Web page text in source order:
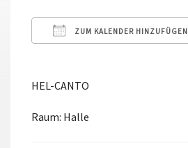
ZUM KALENDER HINZUFÜGEN
HEL-CANTO
Raum: Halle